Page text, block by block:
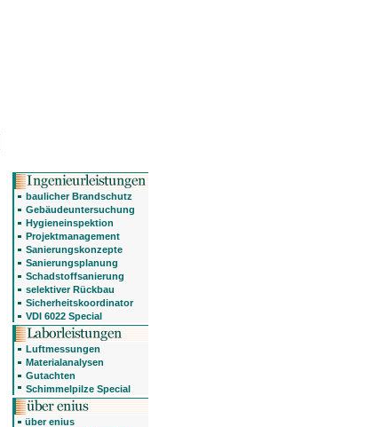
baulicher Brandschutz
Gebäudeuntersuchung
Hygieneinspektion
Projektmanagement
Sanierungskonzepte
Sanierungsplanung
Schadstoffsanierung
selektiver Rückbau
Sicherheitskoordinator
VDI 6022 Special
Luftmessungen
Materialanalysen
Gutachten
Schimmelpilze Special
über enius